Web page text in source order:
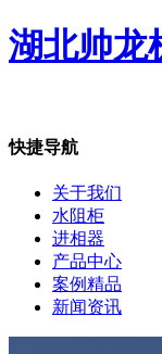
湖北帅龙
快捷导航
关于我们
水阻柜
进相器
产品中心
案例精品
新闻资讯